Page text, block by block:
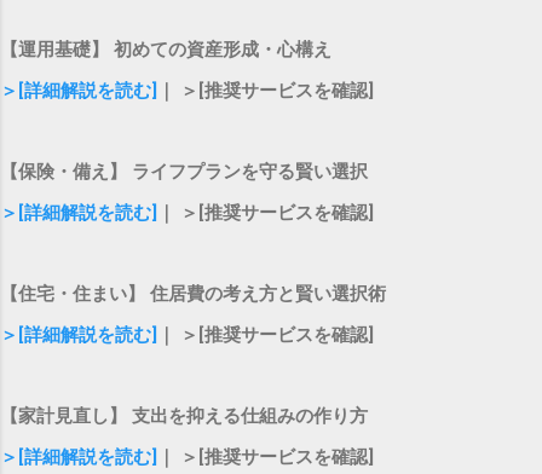
【運用基礎】 初めての資産形成・心構え
＞[詳細解説を読む]
｜ ＞[推奨サービスを確認]
【保険・備え】 ライフプランを守る賢い選択
＞[詳細解説を読む]
｜ ＞[推奨サービスを確認]
【住宅・住まい】 住居費の考え方と賢い選択術
＞[詳細解説を読む]
｜ ＞[推奨サービスを確認]
【家計見直し】 支出を抑える仕組みの作り方
＞[詳細解説を読む]
｜ ＞[推奨サービスを確認]